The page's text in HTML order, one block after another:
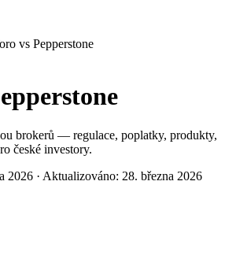
vs Pepperstone
brokerů — regulace, poplatky, produkty,
české investory.
2026 · Aktualizováno: 28. března 2026